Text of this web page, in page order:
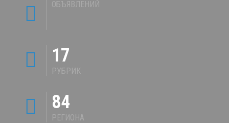
ОБЪЯВЛЕНИЙ
17
РУБРИК
84
РЕГИОНА